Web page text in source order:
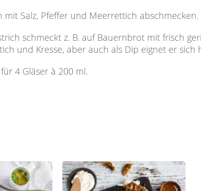
mit Salz, Pfeffer und Meerrettich abschmecken.
schmeckt z. B. auf Bauernbrot mit frisch
und Kresse, aber auch als Dip eignet er sich
4 Gläser à 200 ml.